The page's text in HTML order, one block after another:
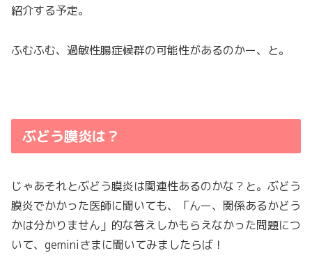
紹介する予定。
ふむふむ、過敏性腸症候群の可能性があるのかー、と。
ぶどう膜炎は？
じゃあそれとぶどう膜炎は関連性あるのかな？と。ぶどう
膜炎でかかった医師に聞いても、「んー、関係あるかどう
かは分かりません」的な答えしかもらえなかった問題につ
いて、geminiさまに聞いてみましたらば！